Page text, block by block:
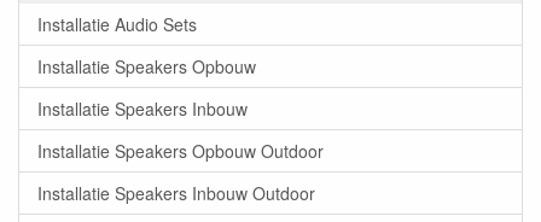
Installatie Audio Sets
Installatie Speakers Opbouw
Installatie Speakers Inbouw
Installatie Speakers Opbouw Outdoor
Installatie Speakers Inbouw Outdoor